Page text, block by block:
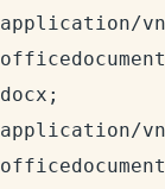
application/
docx;
application/